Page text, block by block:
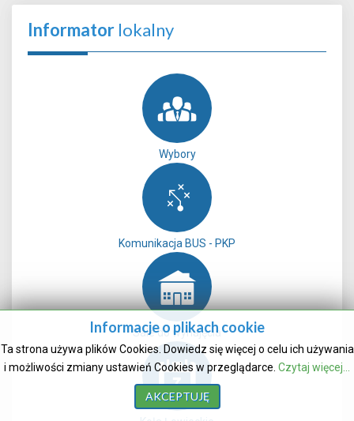
Informator lokalny
Wybory
Komunikacja BUS - PKP
Sale do wynajęcia
Informacje o plikach cookie
Ta strona używa plików Cookies. Dowiedz się więcej o celu ich używania
i możliwości zmiany ustawień Cookies w przeglądarce. Czytaj więcej...
AKCEPTUJĘ